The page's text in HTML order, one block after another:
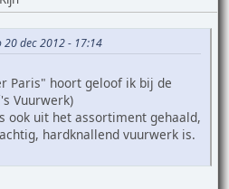
20 dec 2012 - 17:14
Paris" hoort geloof ik bij de
Vuurwerk)
ook uit het assortiment gehaald,
hardknallend vuurwerk is.